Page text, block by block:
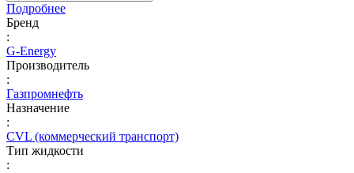
Подробнее
Бренд
:
G-Energy
Производитель
:
Газпромнефть
Назначение
:
CVL (коммерческий транспорт)
Тип жидкости
: